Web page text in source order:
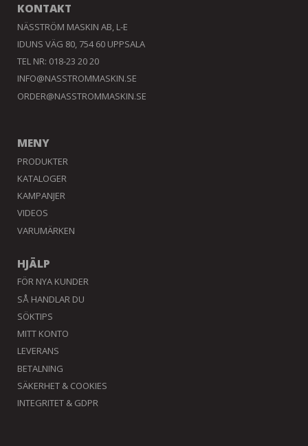
KONTAKT
NÄSSTRÖM MASKIN AB, L-E
IDUNS VÄG 80, 754 60 UPPSALA
TEL NR: 018-23 20 20
INFO@NASSTROMMASKIN.SE
ORDER@NASSTROMMASKIN.SE
MENY
PRODUKTER
KATALOGER
KAMPANJER
VIDEOS
VARUMÄRKEN
HJÄLP
FÖR NYA KUNDER
SÅ HANDLAR DU
SÖKTIPS
MITT KONTO
LEVERANS
BETALNING
SÄKERHET & COOKIES
INTEGRITET & GDPR